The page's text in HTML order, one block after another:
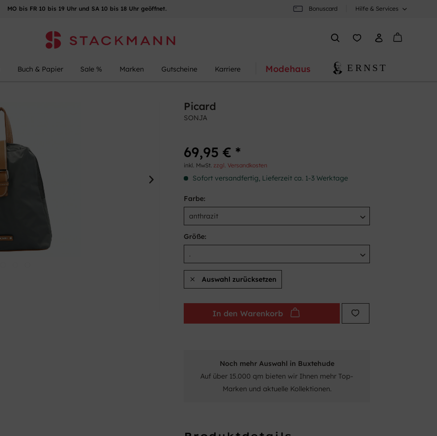
MO bis FR 10 bis 19 Uhr und SA 10 bis 18 Uhr geöffnet. Bonuscard Hilfe & Services
Buch & Papier Sale % Marken Gutscheine Karriere Modehaus
Picard
SONJA
69,95 € *
inkl. MwSt.zzgl. Versandkosten
Sofort versandfertig, Lieferzeit ca. 1-3 Werktage
Farbe:
Größe:
Auswahl zurücksetzen
In den Warenkorb
Noch mehr Auswahl in Buxtehude
Auf über 15.000 qm bieten wir Ihnen mehr Top-
Marken und aktuelle Kollektionen.